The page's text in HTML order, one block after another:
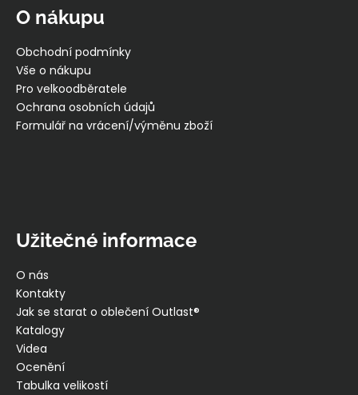
O nákupu
Obchodní podmínky
Vše o nákupu
Pro velkoodběratele
Ochrana osobních údajů
Formulář na vrácení/výměnu zboží
Užitečné informace
O nás
Kontakty
Jak se starat o oblečení Outlast®
Katalogy
Videa
Ocenění
Tabulka velikostí